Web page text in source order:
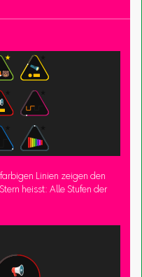
Linien zeigen den
heisst: Alle Stufen der